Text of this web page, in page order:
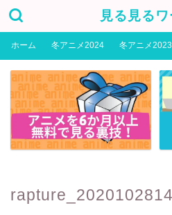
見る見る
ホーム 冬アニメ2024 冬アニメ2023